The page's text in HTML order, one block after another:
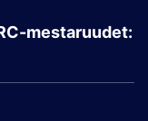
mestaruudet: